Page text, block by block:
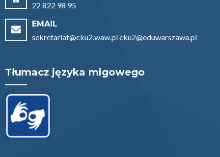
22 822 98 95
EMAIL
sekretariat@cku2.waw.pl cku2@eduwarszawa.pl
Tłumacz języka migowego